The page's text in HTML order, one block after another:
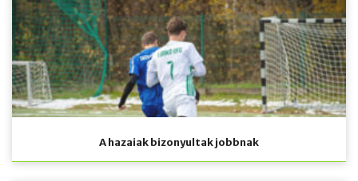
A hazaiak bizonyultak jobbnak